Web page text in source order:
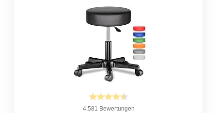
4.581 Bewertungen